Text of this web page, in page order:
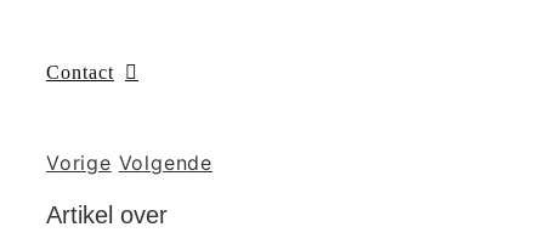
Contact
Vorige Volgende
Artikel over